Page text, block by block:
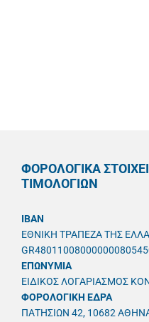
ΦΟΡΟΛΟΓΙΚΑ
ΤΙΜΟΛΟΓΙΩΝ
IBAN
ΕΘΝΙΚΗ ΤΡΑΠΕΖΑ ΤΗΣ
ΕΠΩΝΥΜΙΑ
ΕΙΔΙΚΟΣ ΛΟΓΑΡΙΑΣΜΟΣ
ΦΟΡΟΛΟΓΙΚΗ ΕΔΡΑ
ΠΑΤΗΣΙΩΝ 42, 10682